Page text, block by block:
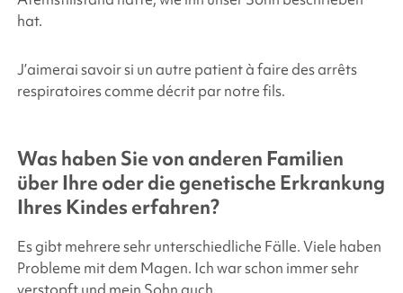
hat.
J’aimerai savoir si un autre patient à faire des arrêts
respiratoires comme décrit par notre fils.
Was haben Sie von anderen Familien
über Ihre oder die genetische Erkrankung
Ihres Kindes erfahren?
Es gibt mehrere sehr unterschiedliche Fälle. Viele haben
Probleme mit dem Magen. Ich war schon immer sehr